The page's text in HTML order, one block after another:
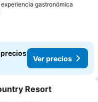
gastronómica
precios
Ver precios
a favoritos
Resort